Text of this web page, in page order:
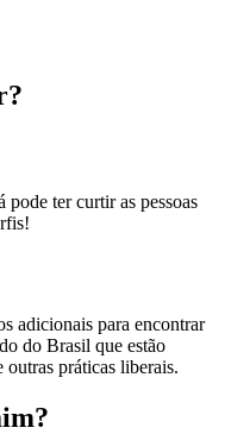
ter curtir as pessoas
adicionais para encontrar
do Brasil que estão
outras práticas liberais.